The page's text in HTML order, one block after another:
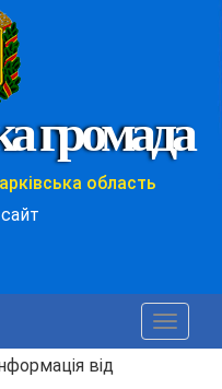
громада
область
Toggle
від